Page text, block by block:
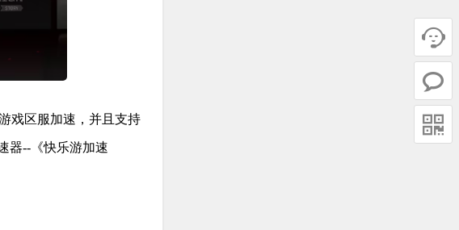
戏区服加速，并且支持
器--《快乐游加速


